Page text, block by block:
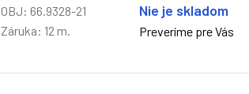
OBJ: 66.9328-21
Záruka: 12 m.
Nie je skladom
Preveríme pre Vás